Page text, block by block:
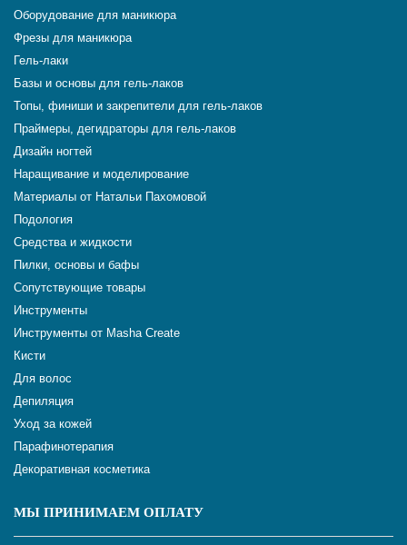
Оборудование для маникюра
Фрезы для маникюра
Гель-лаки
Базы и основы для гель-лаков
Топы, финиши и закрепители для гель-лаков
Праймеры, дегидраторы для гель-лаков
Дизайн ногтей
Наращивание и моделирование
Материалы от Натальи Пахомовой
Подология
Средства и жидкости
Пилки, основы и бафы
Сопутствующие товары
Инструменты
Инструменты от Masha Create
Кисти
Для волос
Депиляция
Уход за кожей
Парафинотерапия
Декоративная косметика
МЫ ПРИНИМАЕМ ОПЛАТУ